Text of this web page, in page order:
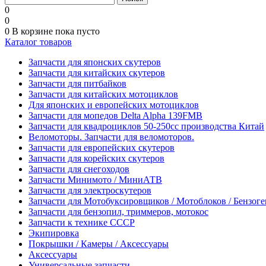
0
0
0 В корзине пока пусто
Каталог товаров
Запчасти для японских скутеров
Запчасти для китайских скутеров
Запчасти для питбайков
Запчасти для китайских мотоциклов
Для японских и европейских мотоциклов
Запчасти для мопедов Delta Alpha 139FMB
Запчасти для квадроциклов 50-250сс производства Китай
Веломоторы. Запчасти для веломоторов.
Запчасти для европейских скутеров
Запчасти для корейских скутеров
Запчасти для снегоходов
Запчасти Минимото / МиниАТВ
Запчасти для электроскутеров
Запчасти для Мотобуксировщиков / Мотоблоков /
Запчасти для бензопил, триммеров, мотокос
Запчасти к технике СССР
Экипировка
Покрышки / Камеры / Аксессуары
Аксессуары